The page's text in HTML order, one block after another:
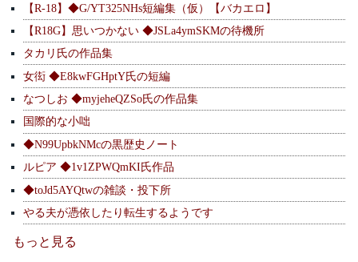
【R-18】◆G/YT325NHs短編集（仮）【バカエロ】
【R18G】思いつかない ◆JSLa4ymSKMの待機所
タカリ氏の作品集
女衒 ◆E8kwFGHptY氏の短編
なつしお ◆myjeheQZSo氏の作品集
国際的な小咄
◆N99UpbkNMcの黒歴史ノート
ルピア ◆1v1ZPWQmKI氏作品
◆toJd5AYQtwの雑談・投下所
やる夫が憑依したり転生するようです
もっと見る